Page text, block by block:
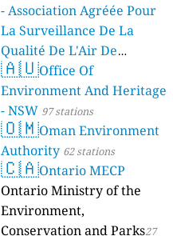
- Association Agréée Pour
La Surveillance De La
Qualité De L'Air De
Mayotte 4 stations
🇦🇺Office Of
Environment And Heritage
- NSW 97 stations
🇴🇲Oman Environment
Authority 62 stations
🇨🇦Ontario MECP
Ontario Ministry of the
Environment,
Conservation and Parks27